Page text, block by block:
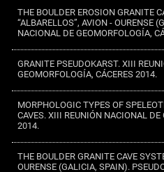
THE BOULDER EROSION GRANITE
“ALBARELLOS”, AVION - OURENSE
NACIONAL DE GEOMORFOLOGÍA,
GRANITE PSEUDOKARST. XIII
GEOMORFOLOGÍA, CÁCERES 2014.
MORPHOLOGIC TYPES OF
CAVES. XIII REUNIÓN NACIONAL DE
2014.
THE BOULDER GRANITE CAVE
OURENSE (GALICIA, SPAIN).